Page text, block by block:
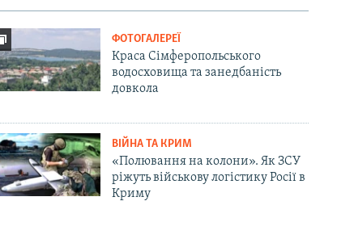
ФОТОГАЛЕРЕЇ
Краса Сімферопольського
водосховища та занедбаність
довкола
ВІЙНА ТА КРИМ
«Полювання на колони». Як ЗСУ
ріжуть військову логістику Росії в
Криму